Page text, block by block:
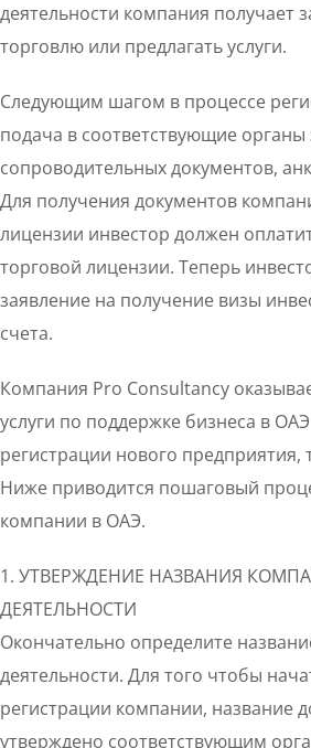
деятельности компания получает
торговлю или предлагать услуги.
Следующим шагом в процессе
подача в соответствующие органы
сопроводительных документов,
Для получения документов
лицензии инвестор должен
торговой лицензии. Теперь
заявление на получение визы
счета.
Компания Pro Consultancy
услуги по поддержке бизнеса в
регистрации нового предприятия,
Ниже приводится пошаговый
компании в ОАЭ.
1. УТВЕРЖДЕНИЕ НАЗВАНИЯ
ДЕЯТЕЛЬНОСТИ
Окончательно определите
деятельности. Для того чтобы
регистрации компании, название
утверждено соответствующим